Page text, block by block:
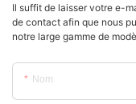
Il suffit de laisser votre e-
de contact afin que nous
notre large gamme de
Nom